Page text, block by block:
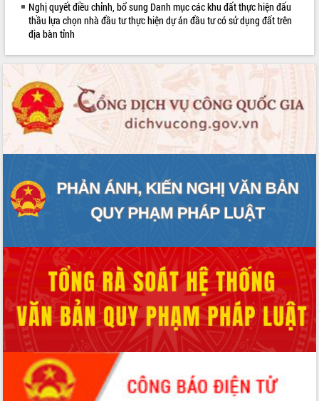
Nghị quyết điều chỉnh, bổ sung Danh mục các khu đất thực hiện đấu
thầu lựa chọn nhà đầu tư thực hiện dự án đầu tư có sử dụng đất trên
địa bàn tỉnh